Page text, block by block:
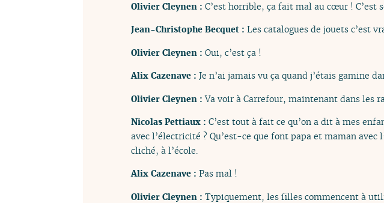
Olivier Cleynen : C’est horrible, ça fait mal au cœur ! C’est
Jean-Christophe Becquet : Les catalogues de jouets c’est
Olivier Cleynen : Oui, c’est ça !
Alix Cazenave : Je n’ai jamais vu ça quand j’étais gamine
Olivier Cleynen :Va voir à Carrefour, maintenant dans les
Nicolas Pettiaux : C’est tout à fait ce qu’on a dit à mes
avec l’électricité ? Qu’est-ce que font papa et maman
cliché, à l’école.
Alix Cazenave : Pas mal !
Olivier Cleynen : Typiquement, les filles commencent à